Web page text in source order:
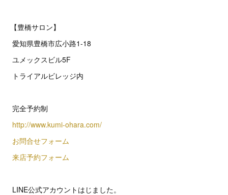
【豊橋サロン】
愛知県豊橋市広小路1-18
ユメックスビル5F
トライアルビレッジ内
完全予約制
http://www.kumi-ohara.com/
お問合せフォーム
来店予約フォーム
LINE公式アカウントはじました。